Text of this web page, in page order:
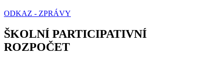
ODKAZ - ZPRÁVY
ŠKOLNÍ PARTICIPATIVNÍ
ROZPOČET